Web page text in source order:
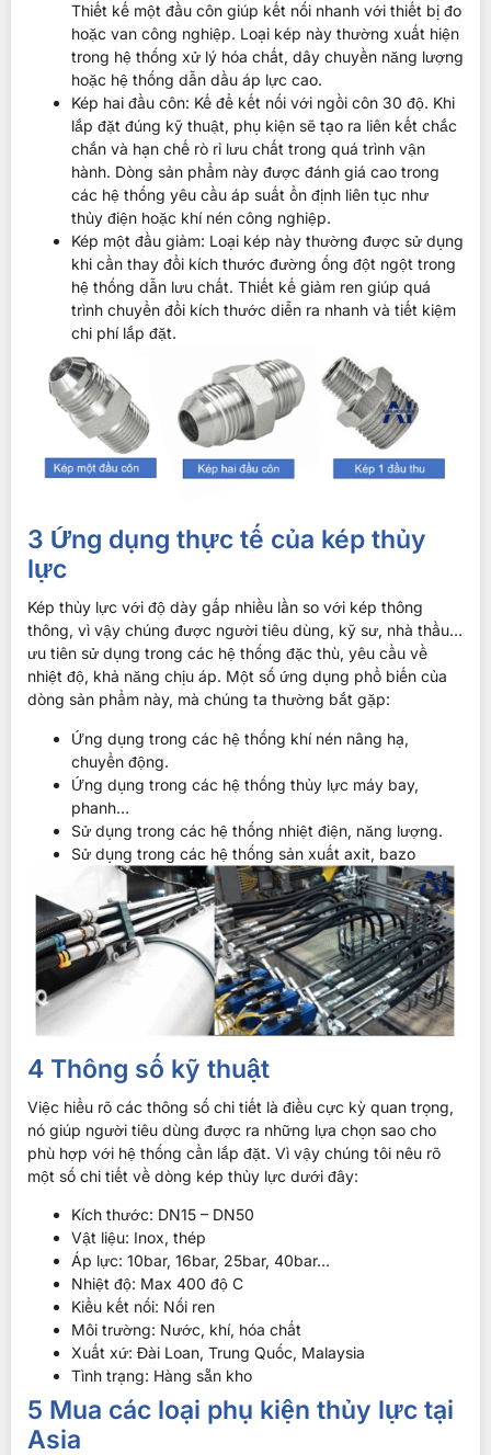
Thiết kế một đầu côn giúp kết nối nhanh với thiết bị đo
hoặc van công nghiệp. Loại kép này thường xuất hiện
trong hệ thống xử lý hóa chất, dây chuyền năng lượng
hoặc hệ thống dẫn dầu áp lực cao.
Kép hai đầu côn: Kế để kết nối với ngồi côn 30 độ. Khi
lắp đặt đúng kỹ thuật, phụ kiện sẽ tạo ra liên kết chắc
chắn và hạn chế rò rỉ lưu chất trong quá trình vận
hành. Dòng sản phẩm này được đánh giá cao trong
các hệ thống yêu cầu áp suất ổn định liên tục như
thủy điện hoặc khí nén công nghiệp.
Kép một đầu giảm: Loại kép này thường được sử dụng
khi cần thay đổi kích thước đường ống đột ngột trong
hệ thống dẫn lưu chất. Thiết kế giảm ren giúp quá
trình chuyển đổi kích thước diễn ra nhanh và tiết kiệm
chi phí lắp đặt.
3 Ứng dụng thực tế của kép thủy
lực
Kép thủy lực với độ dày gấp nhiều lần so với kép thông
thông, vì vậy chúng được người tiêu dùng, kỹ sư, nhà thầu…
ưu tiên sử dụng trong các hệ thống đặc thù, yêu cầu về
nhiệt độ, khả năng chịu áp. Một số ứng dụng phổ biến của
dòng sản phẩm này, mà chúng ta thường bắt gặp:
Ứng dụng trong các hệ thống khí nén nâng hạ,
chuyển động.
Ứng dụng trong các hệ thống thủy lực máy bay,
phanh…
Sử dụng trong các hệ thống nhiệt điện, năng lượng.
Sử dụng trong các hệ thống sản xuất axit, bazo
4 Thông số kỹ thuật
Việc hiểu rõ các thông số chi tiết là điều cực kỳ quan trọng,
nó giúp người tiêu dùng được ra những lựa chọn sao cho
phù hợp với hệ thống cần lắp đặt. Vì vậy chúng tôi nêu rõ
một số chi tiết về dòng kép thủy lực dưới đây:
Kích thước: DN15 – DN50
Vật liệu: Inox, thép
Áp lực: 10bar, 16bar, 25bar, 40bar…
Nhiệt độ: Max 400 độ C
Kiểu kết nối: Nối ren
Môi trường: Nước, khí, hóa chất
Xuất xứ: Đài Loan, Trung Quốc, Malaysia
Tình trạng: Hàng sẵn kho
5 Mua các loại phụ kiện thủy lực tại
Asia